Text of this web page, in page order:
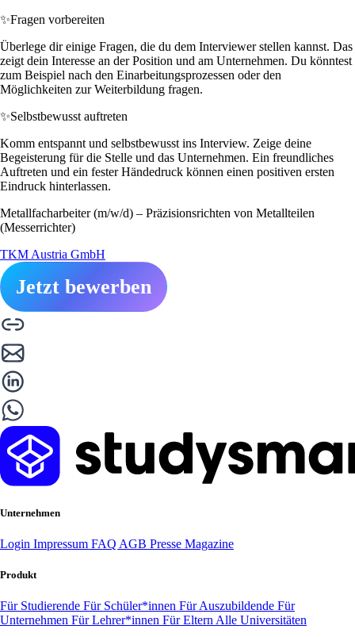
✨Fragen vorbereiten
Überlege dir einige Fragen, die du dem Interviewer stellen kannst. Das
zeigt dein Interesse an der Position und am Unternehmen. Du könntest
zum Beispiel nach den Einarbeitungsprozessen oder den
Möglichkeiten zur Weiterbildung fragen.
✨Selbstbewusst auftreten
Komm entspannt und selbstbewusst ins Interview. Zeige deine
Begeisterung für die Stelle und das Unternehmen. Ein freundliches
Auftreten und ein fester Händedruck können einen positiven ersten
Eindruck hinterlassen.
Metallfacharbeiter (m/w/d) – Präzisionsrichten von Metallteilen
(Messerrichter)
TKM Austria GmbH
Jetzt bewerben
Unternehmen
Login Impressum FAQ AGB Presse Magazine
Produkt
Für Studierende Für Schüler*innen Für Auszubildende Für
Unternehmen Für Lehrer*innen Für Eltern Alle Universitäten